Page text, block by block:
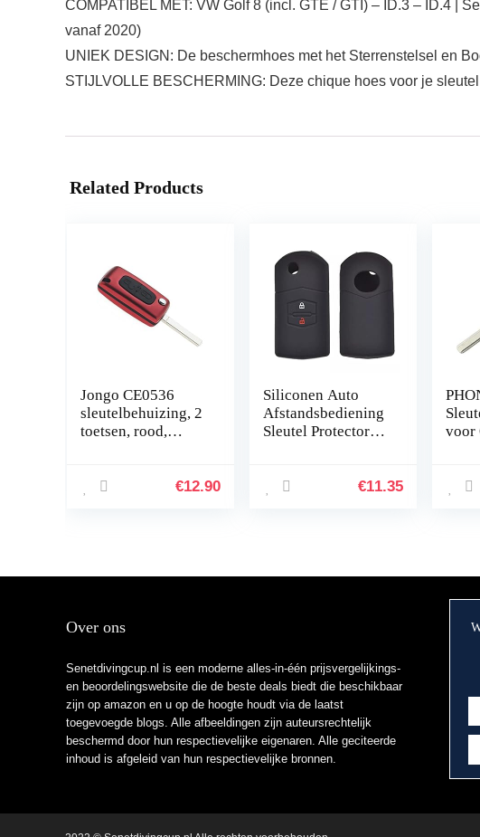
COMPATIBEL MET: VW Golf 8 (incl. GTE / GTI) – ID.3 – ID.4 |
vanaf 2020)
UNIEK DESIGN: De beschermhoes met het Sterrenstelsel en
STIJLVOLLE BESCHERMING: Deze chique hoes voor je
Related Products
Jongo CE0536
sleutelbehuizing, 2
toetsen, rood,
C2, C3, Berlingo
€12.90
Siliconen Auto
Afstandsbediening
Sleutel Protector
Accessoires 2
€11.35
voor
Over ons
Senetdivingcup.nl is een moderne alles-in-één prijsvergelijkings-
en beoordelingswebsite die de beste deals biedt die beschikbaar
zijn op amazon en u op de hoogte houdt via de laatst
toegevoegde blogs. Alle afbeeldingen zijn auteursrechtelijk
beschermd door hun respectievelijke eigenaren. Alle geciteerde
inhoud is afgeleid van hun respectievelijke bronnen.